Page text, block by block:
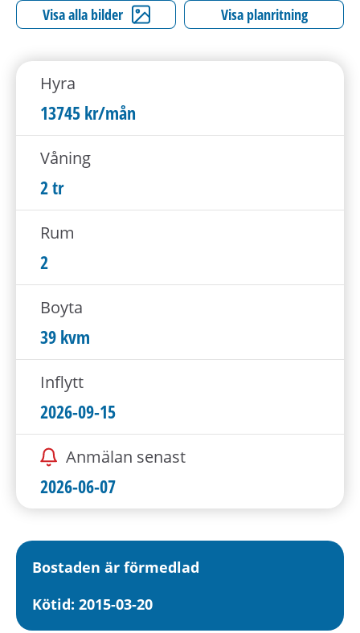
l
Visa alla bilder Visa planritning
Hyra
13745 kr/mån
Våning
2 tr
Rum
2
Boyta
39 kvm
Inflytt
2026-09-15
Anmälan senast
2026-06-07
Bostaden är förmedlad
Kötid: 2015-03-20